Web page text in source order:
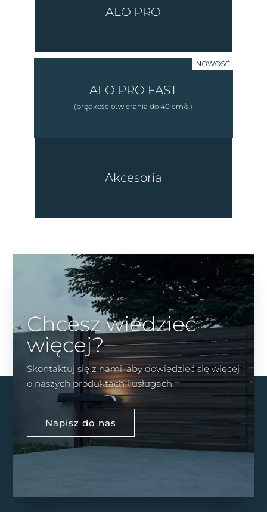
ALO PRO
ALO PRO FAST
(prędkość otwierania do 40 cm/s.)
Akcesoria
Chcesz wiedzieć
więcej?
Skontaktuj się z nami, aby dowiedzieć się więcej
o naszych produktach i usługach.
Napisz do nas